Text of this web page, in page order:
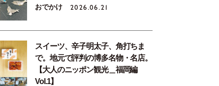
おでかけ 2026.06.21
スイーツ、辛子明太子、角打ちま
で。地元で評判の博多名物・名店。
【大人のニッポン観光＿福岡編
Vol.1】